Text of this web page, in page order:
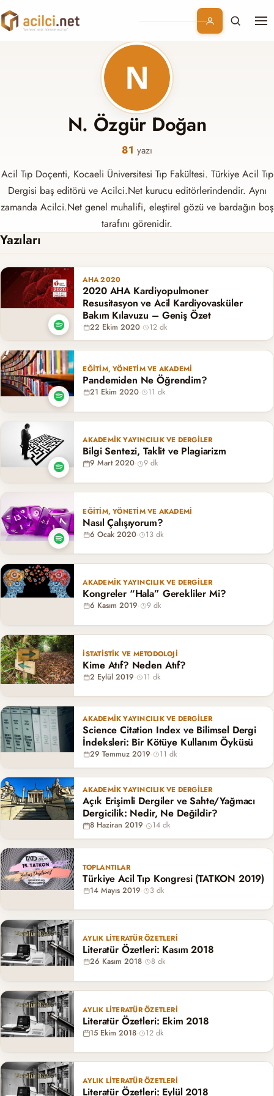
Branşlar
Konular
Kurumsal
N. Özgür Doğan
81 yazı
Acil Tıp Doçenti, Kocaeli Üniversitesi Tıp Fakültesi. Türkiye Acil Tıp
Dergisi baş editörü ve Acilci.Net kurucu editörlerindendir. Aynı
zamanda Acilci.Net genel muhalifi, eleştirel gözü ve bardağın boş
tarafını görenidir.
Yazıları
AHA 2020
2020 AHA Kardiyopulmoner
Resusitasyon ve Acil Kardiyovasküler
Bakım Kılavuzu – Geniş Özet
22 Ekim 2020· 12 dk
EĞITIM, YÖNETIM VE AKADEMI
Pandemiden Ne Öğrendim?
21 Ekim 2020· 11 dk
AKADEMIK YAYINCILIK VE DERGILER
Bilgi Sentezi, Taklit ve Plagiarizm
9 Mart 2020· 9 dk
EĞITIM, YÖNETIM VE AKADEMI
Nasıl Çalışıyorum?
6 Ocak 2020· 13 dk
AKADEMIK YAYINCILIK VE DERGILER
Kongreler “Hala” Gerekliler Mi?
6 Kasım 2019· 9 dk
İSTATISTIK VE METODOLOJI
Kime Atıf? Neden Atıf?
2 Eylül 2019· 11 dk
AKADEMIK YAYINCILIK VE DERGILER
Science Citation Index ve Bilimsel Dergi
İndeksleri: Bir Kötüye Kullanım Öyküsü
29 Temmuz 2019· 11 dk
AKADEMIK YAYINCILIK VE DERGILER
Açık Erişimli Dergiler ve Sahte/Yağmacı
Dergicilik: Nedir, Ne Değildir?
8 Haziran 2019· 14 dk
TOPLANTILAR
Türkiye Acil Tıp Kongresi (TATKON 2019)
14 Mayıs 2019· 3 dk
AYLIK LITERATÜR ÖZETLERI
Literatür Özetleri: Kasım 2018
26 Kasım 2018· 8 dk
AYLIK LITERATÜR ÖZETLERI
Literatür Özetleri: Ekim 2018
15 Ekim 2018· 12 dk
AYLIK LITERATÜR ÖZETLERI
Literatür Özetleri: Eylül 2018